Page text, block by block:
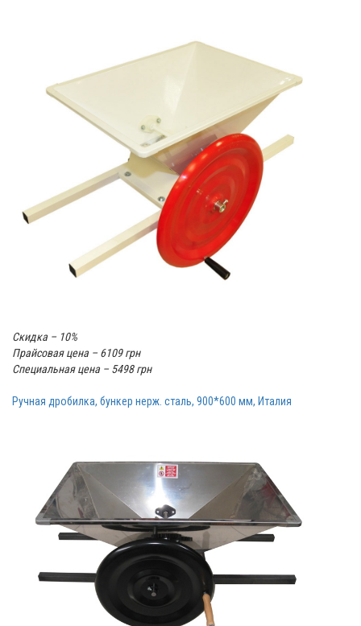
Скидка – 10%
Прайсовая цена – 6109 грн
Специальная цена – 5498 грн
Ручная дробилка, бункер нерж. сталь, 900*600 мм, Италия